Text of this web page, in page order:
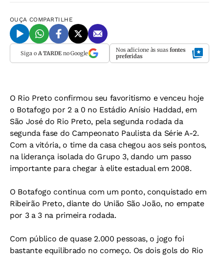
OUÇA COMPARTILHE
Siga o A TARDEno Google Nos adicione às suas fontes
preferidas
O Rio Preto confirmou seu favoritismo e venceu hoje
o Botafogo por 2 a 0 no Estádio Anísio Haddad, em
São José do Rio Preto, pela segunda rodada da
segunda fase do Campeonato Paulista da Série A-2.
Com a vitória, o time da casa chegou aos seis pontos,
na liderança isolada do Grupo 3, dando um passo
importante para chegar à elite estadual em 2008.
O Botafogo continua com um ponto, conquistado em
Ribeirão Preto, diante do União São João, no empate
por 3 a 3 na primeira rodada.
Com público de quase 2.000 pessoas, o jogo foi
bastante equilibrado no começo. Os dois gols do Rio